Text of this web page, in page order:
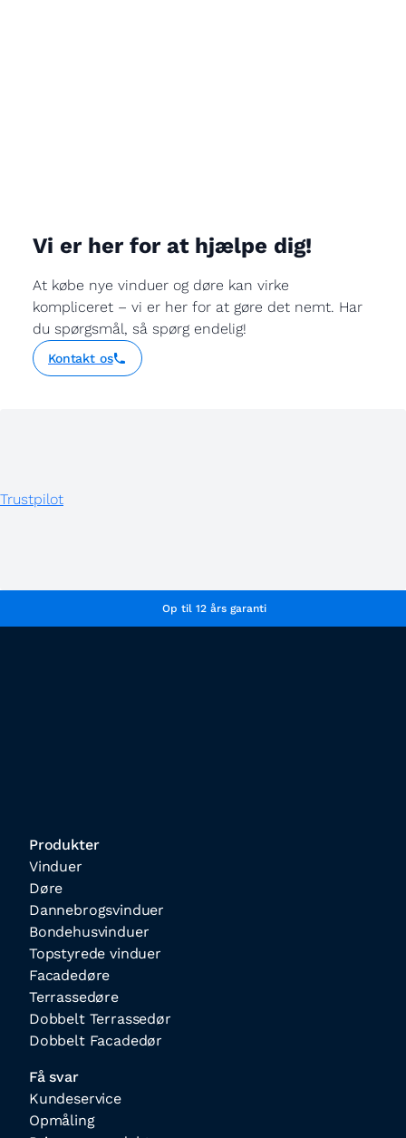
Vi er her for at hjælpe dig!
At købe nye vinduer og døre kan virke
kompliceret – vi er her for at gøre det nemt. Har
du spørgsmål, så spørg endelig!
Kontakt os
Trustpilot
Op til 12 års garanti
Produkter
Vinduer
Døre
Dannebrogsvinduer
Bondehusvinduer
Topstyrede vinduer
Facadedøre
Terrassedøre
Dobbelt Terrassedør
Dobbelt Facadedør
Få svar
Kundeservice
Opmåling